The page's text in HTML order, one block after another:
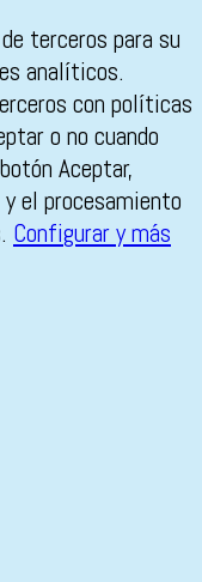
terceros para su
analíticos.
con políticas
o no cuando
Aceptar,
el procesamiento
Configurar y más